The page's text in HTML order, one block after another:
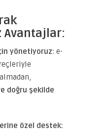
Avantajlar:
yönetiyoruz: e-
doğru şekilde
özel destek: